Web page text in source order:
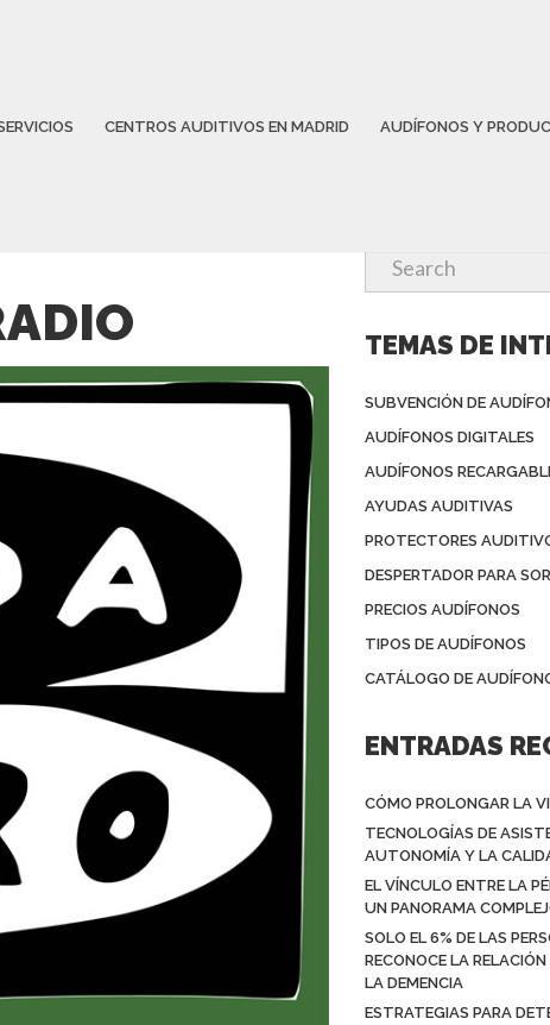
CENTROS AUDITIVOS EN MADRID AUDÍFONOS Y
TEMAS DE
SUBVENCIÓN DE
AUDÍFONOS DIGITALES
AUDÍFONOS
AYUDAS AUDITIVAS
PROTECTORES
DESPERTADOR PARA
PRECIOS AUDÍFONOS
TIPOS DE AUDÍFONOS
CATÁLOGO DE
ENTRADAS
CÓMO PROLONGAR LA
TECNOLOGÍAS DE
AUTONOMÍA Y LA
EL VÍNCULO ENTRE LA
UN PANORAMA
SOLO EL 6% DE LAS
RECONOCE LA
LA DEMENCIA
ESTRATEGIAS PARA